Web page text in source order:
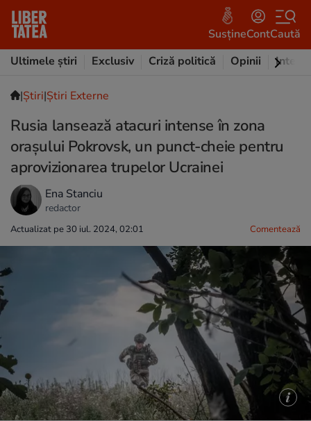
SusțineContCaută
Ultimele știri
Exclusiv Criză politică Opinii
|Ştiri|Știri Externe
Rusia lansează atacuri intense în zona
orașului Pokrovsk, un punct-cheie pentru
aprovizionarea trupelor Ucrainei
Ena Stanciu
redactor
Actualizat pe 30 iul. 2024, 02:01 Comentează